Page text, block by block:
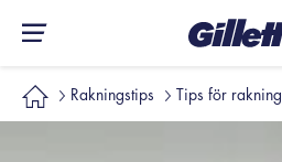
Rakningstips Tips för rakning